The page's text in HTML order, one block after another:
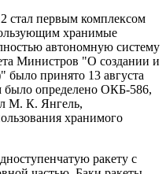
стал первым комплексом
хранимые
автономную систему
Министров "О создании и
было принято 13 августа
было определено ОКБ-586,
М. К. Янгель,
хранимого
ракету с